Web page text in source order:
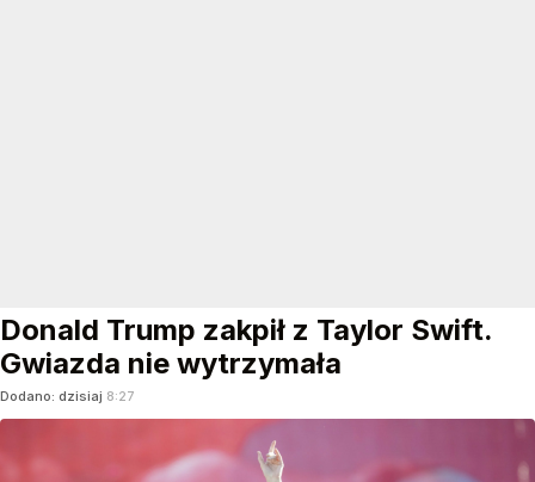
Donald Trump zakpił z Taylor Swift.
Gwiazda nie wytrzymała
Dodano: dzisiaj 8:27